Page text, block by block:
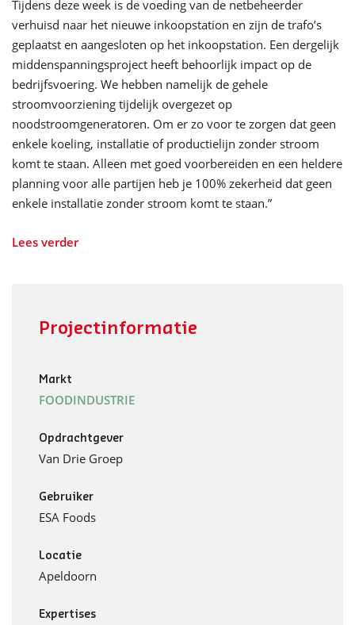
Tijdens deze week is de voeding van de netbeheerder
verhuisd naar het nieuwe inkoopstation en zijn de trafo’s
geplaatst en aangesloten op het inkoopstation. Een dergelijk
middenspanningsproject heeft behoorlijk impact op de
bedrijfsvoering. We hebben namelijk de gehele
stroomvoorziening tijdelijk overgezet op
noodstroomgeneratoren. Om er zo voor te zorgen dat geen
enkele koeling, installatie of productielijn zonder stroom
komt te staan. Alleen met goed voorbereiden en een heldere
planning voor alle partijen heb je 100% zekerheid dat geen
enkele installatie zonder stroom komt te staan.”
Lees verder
Projectinformatie
Markt
FOODINDUSTRIE
Opdrachtgever
Van Drie Groep
Gebruiker
ESA Foods
Locatie
Apeldoorn
Expertises